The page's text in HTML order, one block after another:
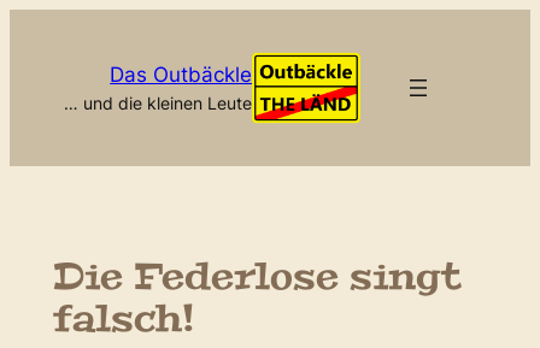
Das Outbäckle
… und die kleinen Leute
Die Federlose singt
falsch!